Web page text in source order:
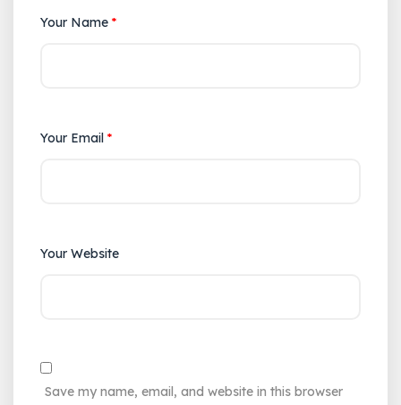
Your Name *
Your Email *
Your Website
Save my name, email, and website in this browser